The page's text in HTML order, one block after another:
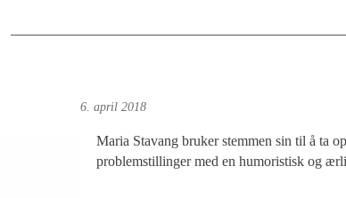
6. april 2018
Maria Stavang bruker stemmen sin til å ta
problemstillinger med en humoristisk og